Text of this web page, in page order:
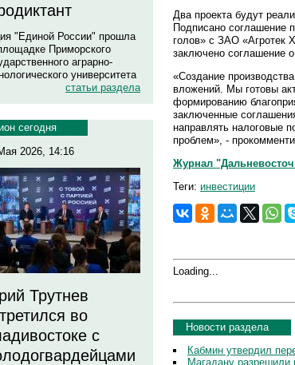
"Единой России" прошла
Приморского
аграрно-
университета
статьи раздела
сегодня
2026, 14:16
Трутнев
во
с
Два проекта будут
Подписано соглашение
голов» с ЗАО «Агротек
заключено соглашение о
«Создание
вложений. Мы готовы
формированию
заключенные
направлять налоговые
проблем», -
Журнал
Теги: инвестиции
Loading...
Новости раздела
Кабмин утвердил
Магадану разрешили